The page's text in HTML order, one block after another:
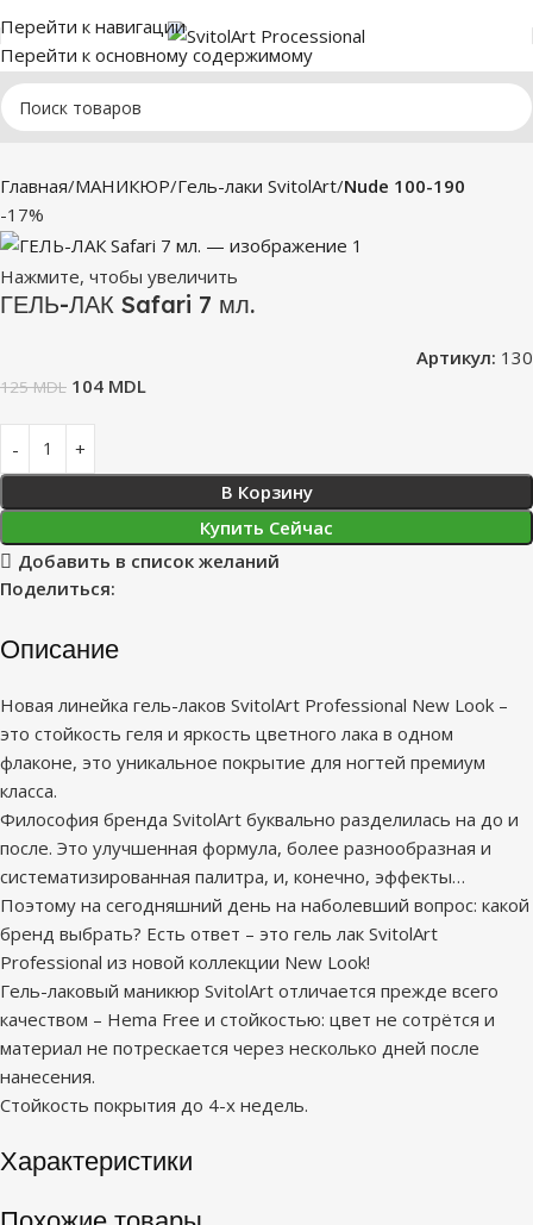
Перейти к навигации
Перейти к основному содержимому
Главная МАНИКЮР Гель-лаки SvitolArt Nude 100-190
-17%
Нажмите, чтобы увеличить
ГЕЛЬ-ЛАК Safari 7 мл.
Артикул: 130
125MDL 104 MDL
В Корзину
Купить Сейчас
Добавить в список желаний
Поделиться:
Описание
Новая линейка гель-лаков SvitolArt Professional New Look –
это стойкость геля и яркость цветного лака в одном
флаконе, это уникальное покрытие для ногтей премиум
класса.
Философия бренда SvitolArt буквально разделилась на до и
после. Это улучшенная формула, более разнообразная и
систематизированная палитра, и, конечно, эффекты…
Поэтому на сегодняшний день на наболевший вопрос: какой
бренд выбрать? Есть ответ – это гель лак SvitolArt
Professional из новой коллекции New Look!
Гель-лаковый маникюр SvitolArt отличается прежде всего
качеством – Hema Free и стойкостью: цвет не сотрётся и
материал не потрескается через несколько дней после
нанесения.
Стойкость покрытия до 4-х недель.
Характеристики